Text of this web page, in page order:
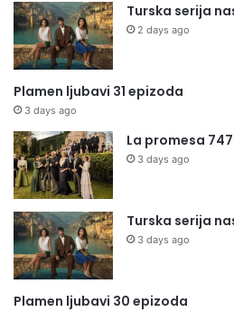
Turska serija
2 days ago
Plamen ljubavi 31 epizoda
3 days ago
La promesa
3 days ago
Turska serija
3 days ago
Plamen ljubavi 30 epizoda